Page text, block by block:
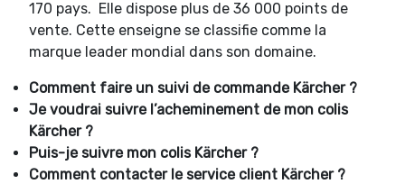
170 pays. Elle dispose plus de 36 000 points de
vente. Cette enseigne se classifie comme la
marque leader mondial dans son domaine.
Comment faire un suivi de commande Kärcher ?
Je voudrai suivre l’acheminement de mon colis
Kärcher ?
Puis-je suivre mon colis Kärcher ?
Comment contacter le service client Kärcher ?